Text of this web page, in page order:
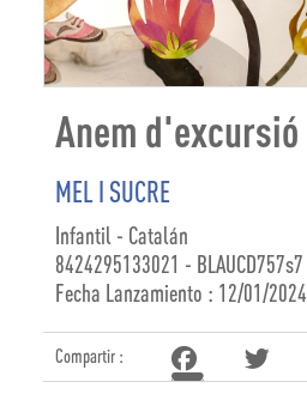
Anem d'excursió
MEL I SUCRE
Infantil - Catalán
8424295133021 - BLAUCD757s7
Fecha Lanzamiento : 12/01/2024
Compartir :